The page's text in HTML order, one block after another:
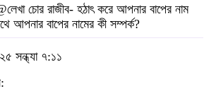
চোর রাজীব- হঠাৎ করে আপনার বাপের নাম
আপনার বাপের নামের কী সম্পর্ক?
সন্ধ্যা ৭:১১